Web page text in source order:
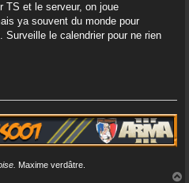
TS et le serveur, on joue
ya souvent du monde pour
le calendrier pour ne rien
Maxime verdâtre.